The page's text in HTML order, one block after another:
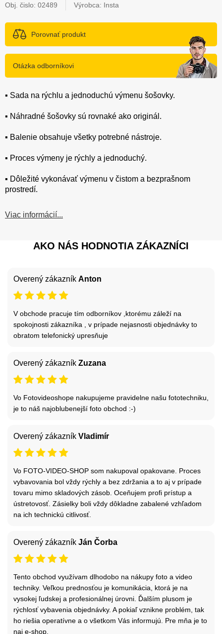
Obj. čislo: 02489 Výrobca: Insta
Porovnať produkt
Otázka odborníkovi
▪️ Sada na rýchlu a jednoduchú výmenu šošovky.
▪️ Náhradné šošovky sú rovnaké ako originál.
▪️ Balenie obsahuje všetky potrebné nástroje.
▪️ Proces výmeny je rýchly a jednoduchý.
▪️ Dôležité vykonávať výmenu v čistom a bezprašnom
prostredí.
Viac informácií...
AKO NÁS HODNOTIA ZÁKAZNÍCI
Overený zákazník Anton
V obchode pracuje tím odborníkov ,ktorému záleží na
spokojnosti zákazníka , v prípade nejasnosti objednávky to
obratom telefonický upresňuje
Overený zákazník Zuzana
Vo Fotovideoshope nakupujeme pravidelne našu fototechniku,
je to náš najoblubenejší foto obchod :-)
Overený zákazník Vladimír
Vo FOTO-VIDEO-SHOP som nakupoval opakovane. Proces
vybavovania bol vždy rýchly a bez zdržania a to aj v prípade
tovaru mimo skladových zásob. Oceňujem profi prístup a
ústretovosť. Zásielky boli vždy dôkladne zabalené vzhľadom
na ich technickú citlivosť.
Overený zákazník Ján Čorba
Tento obchod využívam dlhodobo na nákupy foto a video
techniky. Veľkou prednosťou je komunikácia, ktorá je na
vysokej ľudskej a profesionálnej úrovni. Ďalším plusom je
rýchlosť vybavenia objednávky. A pokiaľ vznikne problém, tak
ho riešia operatívne a o všetkom Vás informujú. Pre mňa je to
naj e-shop.